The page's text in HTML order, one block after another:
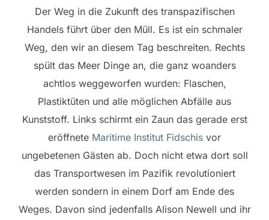
Der Weg in die Zukunft des transpazifischen
Handels führt über den Müll. Es ist ein schmaler
Weg, den wir an diesem Tag beschreiten. Rechts
spült das Meer Dinge an, die ganz woanders
achtlos weggeworfen wurden: Flaschen,
Plastiktüten und alle möglichen Abfälle aus
Kunststoff. Links schirmt ein Zaun das gerade erst
eröffnete Maritime Institut Fidschis vor
ungebetenen Gästen ab. Doch nicht etwa dort soll
das Transportwesen im Pazifik revolutioniert
werden sondern in einem Dorf am Ende des
Weges. Davon sind jedenfalls Alison Newell und ihr